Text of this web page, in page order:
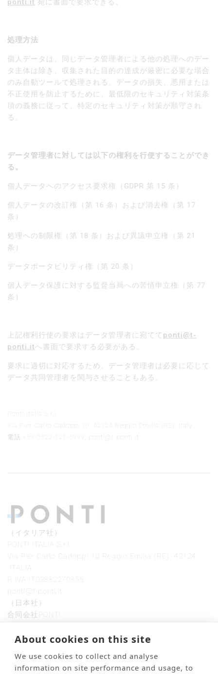
ponti.it 宛に書面で要求できる。
処理方法
個人データは、同じデータ管理者による他の処理へのデー
タ主体は除き、収集された目的の達成が厳密に必要な場合
のみ自動ツールで処理される。データの損失、悪用または
不正使用を防止するために、最低限のセキュリティ対策条
項の義務に従って、特定のセキュリティ対策が順守され
る。
データ管理者に対しては以下の権利を行使することができ
る。
個人データへのアクセス要求権（GDPR 第 15 条）
個人データの改訂権（第 16 条）および消去権（第 17
条）
処理への制限権（第 18 条）および異議申立権（第 21
条）
データポータビリティ権（第 20 条）
個人データ保護に対する監督当局への苦情申立権（第 77
条）
上記権利行使の要求はデータ管理者に宛てて ponti@t-
ponti.itへ書面で要求する必要がある。
要求に適切に対応するため、データ管理者は必要に応じて
データ共同管理者を関与させることもある。
Ponti Italia S.r.l.
Via Pier Carlo Cadoppi 10, 42124 Reggio Emilia (RE), Italy
電話 +39-0522-121-5999, ponti@t-ponti.it
（イタリア社）
PONTI ITALIA S.r.l.
Via Pier Carlo Cadoppi 10 Reggio Emilia (RE) 42124
ITALIA
P. IVA IT02832270355
ponti@t-ponti.it
（日本社）
合同会社PONTI
京都府京都市伏見区深草大亀谷安信町83−1
About cookies on this site
We use cookies to collect and analyse
information on site performance and usage, to